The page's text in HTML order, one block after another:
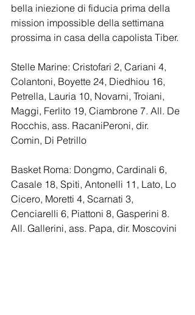
bella iniezione di fiducia prima della
mission impossible della settimana
prossima in casa della capolista Tiber.
Stelle Marine: Cristofari 2, Cariani 4,
Colantoni, Boyette 24, Diedhiou 16,
Petrella, Lauria 10, Novarni, Troiani,
Maggi, Ferlito 19, Ciambrone 7. All. De
Rocchis, ass. RacaniPeroni, dir.
Comin, Di Petrillo
Basket Roma: Dongmo, Cardinali 6,
Casale 18, Spiti, Antonelli 11, Lato, Lo
Cicero, Moretti 4, Scarnati 3,
Cenciarelli 6, Piattoni 8, Gasperini 8.
All. Gallerini, ass. Papa, dir. Moscovini